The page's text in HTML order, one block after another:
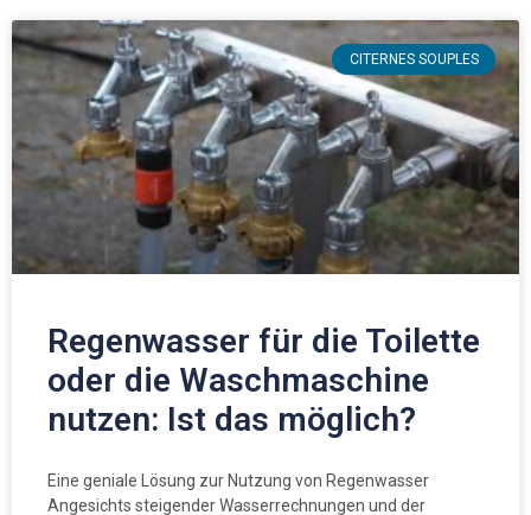
CITERNES SOUPLES
Regenwasser für die Toilette
oder die Waschmaschine
nutzen: Ist das möglich?
Eine geniale Lösung zur Nutzung von Regenwasser
Angesichts steigender Wasserrechnungen und der